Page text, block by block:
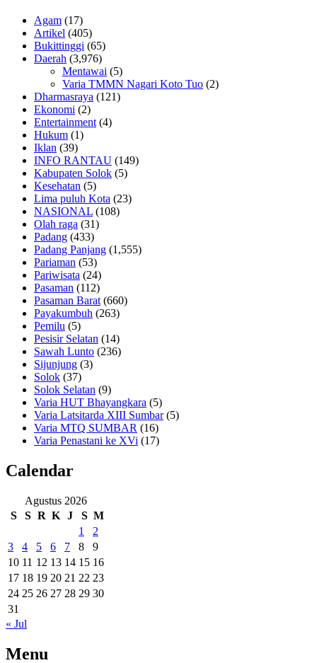
Agam (17)
Artikel (405)
Bukittinggi (65)
Daerah (3,976)
Mentawai (5)
Varia TMMN Nagari Koto Tuo (2)
Dharmasraya (121)
Ekonomi (2)
Entertainment (4)
Hukum (1)
Iklan (39)
INFO RANTAU (149)
Kabupaten Solok (5)
Kesehatan (5)
Lima puluh Kota (23)
NASIONAL (108)
Olah raga (31)
Padang (433)
Padang Panjang (1,555)
Pariaman (53)
Pariwisata (24)
Pasaman (112)
Pasaman Barat (660)
Payakumbuh (263)
Pemilu (5)
Pesisir Selatan (14)
Sawah Lunto (236)
Sijunjung (3)
Solok (37)
Solok Selatan (9)
Varia HUT Bhayangkara (5)
Varia Latsitarda XIII Sumbar(5)
Varia MTQ SUMBAR (16)
Varia Penastani ke XVi (17)
Calendar
Agustus 2026
S
S R K J S M
1
2
3
4 5 6 7 8
9
10 11 12 13 14 15 16
17 18 19 20 21 22 23
24 25 26 27 28 29 30
31
« Jul
Menu